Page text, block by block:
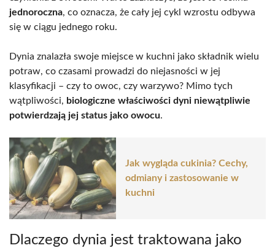
jednoroczna, co oznacza, że cały jej cykl wzrostu odbywa
się w ciągu jednego roku.
Dynia znalazła swoje miejsce w kuchni jako składnik wielu
potraw, co czasami prowadzi do niejasności w jej
klasyfikacji – czy to owoc, czy warzywo? Mimo tych
wątpliwości, biologiczne właściwości dyni niewątpliwie
potwierdzają jej status jako owocu.
Jak wygląda cukinia? Cechy,
odmiany i zastosowanie w
kuchni
Dlaczego dynia jest traktowana jako